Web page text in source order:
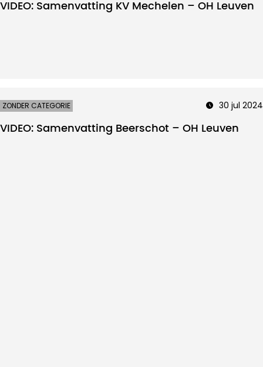
VIDEO: Samenvatting KV Mechelen – OH Leuven
ZONDER CATEGORIE 30 jul 2024
VIDEO: Samenvatting Beerschot – OH Leuven